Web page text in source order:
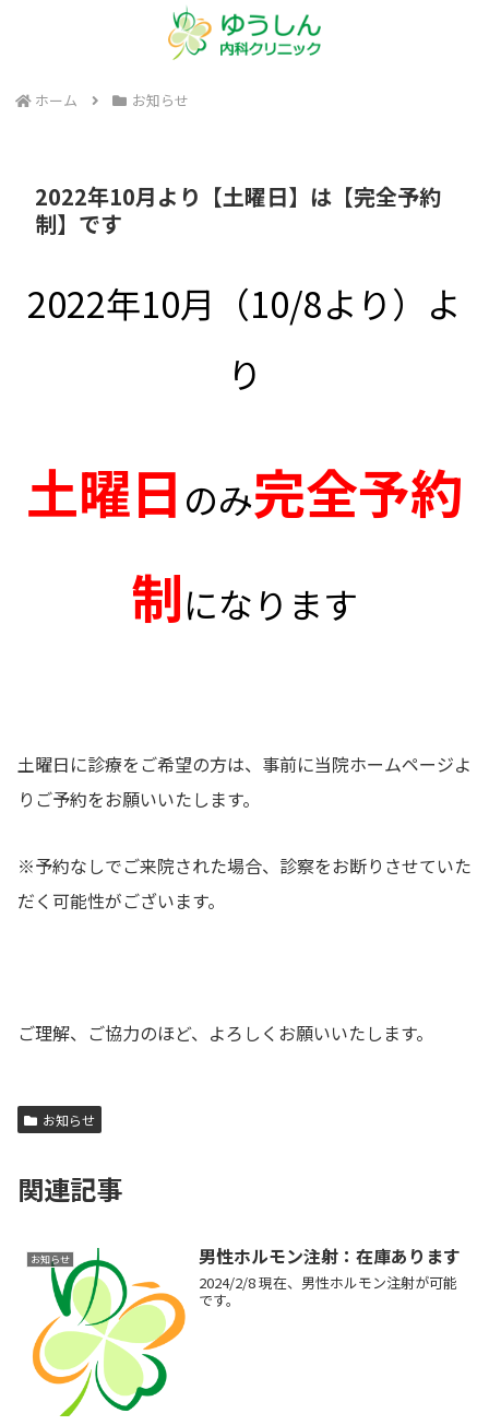
ホーム お知らせ
2022年10月より【土曜日】は【完全予約
制】です
2022年10月（10/8より）よ
り
土曜日 のみ完全予約
制になります
土曜日に診療をご希望の方は、事前に当院ホームページよ
りご予約をお願いいたします。
※予約なしでご来院された場合、診察をお断りさせていた
だく可能性がございます。
ご理解、ご協力のほど、よろしくお願いいたします。
お知らせ
関連記事
お知らせ 男性ホルモン注射：在庫あります
2024/2/8 現在、男性ホルモン注射が可能
です。